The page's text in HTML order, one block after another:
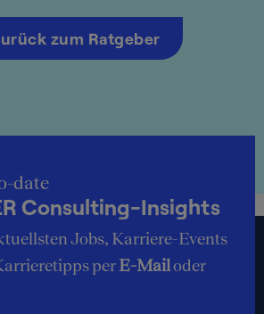
zum Ratgeber
date
Consulting-Insights
Jobs, Karriere-Events
perE-Mailoder